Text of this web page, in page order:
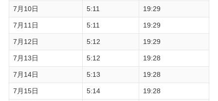
7月10日 5:11 19:29
7月11日 5:11 19:29
7月12日 5:12 19:29
7月13日 5:12 19:28
7月14日 5:13 19:28
7月15日 5:14 19:28